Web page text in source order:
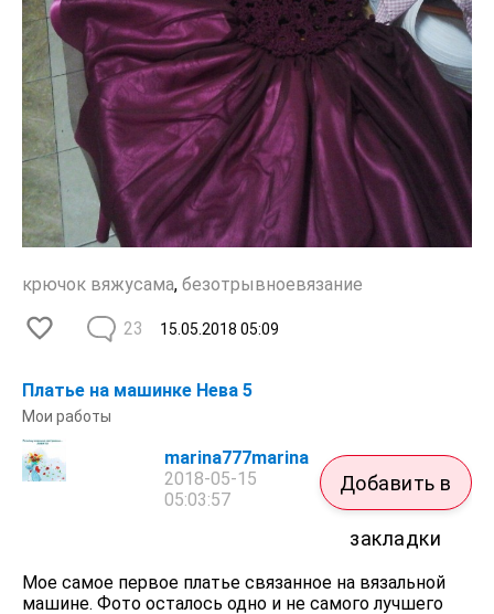
крючок вяжусама, безотрывноевязание
15.05.2018 05:09
23
Платье на машинке Нева 5
Мои работы
marina777marina
2018-05-15
05:03:57
Добавить в
закладки
Мое самое первое платье связанное на вязальной
машине. Фото осталось одно и не самого лучшего